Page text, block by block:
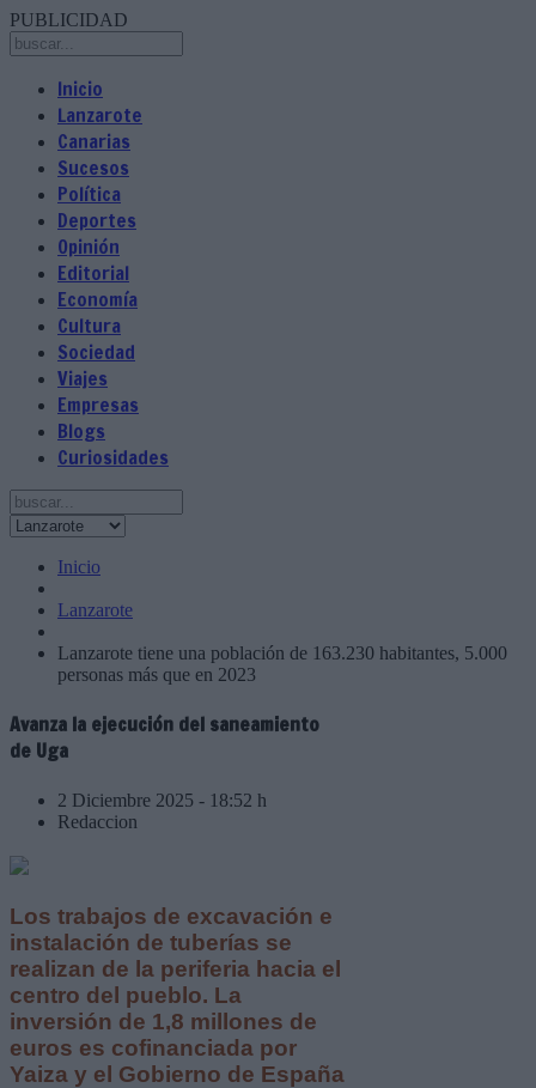
PUBLICIDAD
Inicio
Lanzarote
Canarias
Sucesos
Política
Deportes
Opinión
Editorial
Economía
Cultura
Sociedad
Viajes
Empresas
Blogs
Curiosidades
Inicio
Lanzarote
Lanzarote tiene una población de 163.230 habitantes, 5.000
personas más que en 2023
Avanza la ejecución del saneamiento
de Uga
2 Diciembre 2025 - 18:52 h
Redaccion
Los trabajos de excavación e
instalación de tuberías se
realizan de la periferia hacia el
centro del pueblo. La
inversión de 1,8 millones de
euros es cofinanciada por
Yaiza y el Gobierno de España